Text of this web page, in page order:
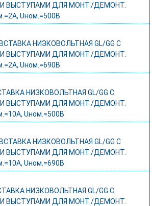
ВЫСТУПАМИ ДЛЯ МОНТ./ДЕМОНТ.
Uном.=500В
НИЗКОВОЛЬТНАЯ GL/GG С
ВЫСТУПАМИ ДЛЯ МОНТ./ДЕМОНТ.
Uном.=690В
НИЗКОВОЛЬТНАЯ GL/GG С
ВЫСТУПАМИ ДЛЯ МОНТ./ДЕМОНТ.
Uном.=500В
НИЗКОВОЛЬТНАЯ GL/GG С
ВЫСТУПАМИ ДЛЯ МОНТ./ДЕМОНТ.
Uном.=690В
НИЗКОВОЛЬТНАЯ GL/GG С
ВЫСТУПАМИ ДЛЯ МОНТ./ДЕМОНТ.